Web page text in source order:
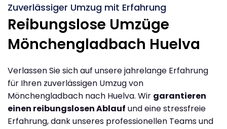
Zuverlässiger Umzug mit Erfahrung
Reibungslose Umzüge
Mönchengladbach Huelva
Verlassen Sie sich auf unsere jahrelange Erfahrung
für Ihren zuverlässigen Umzug von
Mönchengladbach nach Huelva. Wir garantieren
einen reibungslosen Ablauf und eine stressfreie
Erfahrung, dank unseres professionellen Teams und